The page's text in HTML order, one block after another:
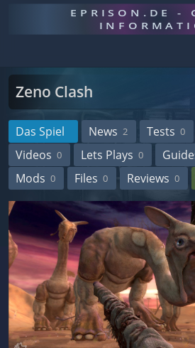
EPRISON.DE -
Zeno Clash
Das Spiel News 2 Tests 0
Videos 0 Lets Plays 0
Mods 0 Files 0 Reviews 0